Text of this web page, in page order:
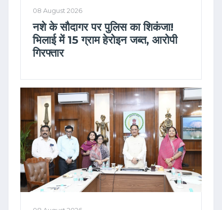
08 August 2026
नशे के सौदागर पर पुलिस का शिकंजा!
भिलाई में 15 ग्राम हेरोइन जब्त, आरोपी
गिरफ्तार